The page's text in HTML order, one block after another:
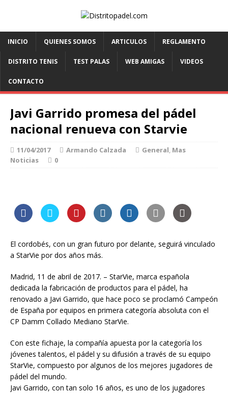
INICIO QUIENES SOMOS ARTICULOS REGLAMENTO
DISTRITO TENIS TEST PALAS WEB AMIGAS VIDEOS
CONTACTO
Javi Garrido promesa del pádel
nacional renueva con Starvie
11/04/2017 Armando Calzada General, Mas
Noticias
0
El cordobés, con un gran futuro por delante, seguirá vinculado
a StarVie por dos años más.
Madrid, 11 de abril de 2017. – StarVie, marca española
dedicada la fabricación de productos para el pádel, ha
renovado a Javi Garrido, que hace poco se proclamó Campeón
de España por equipos en primera categoría absoluta con el
CP Damm Collado Mediano StarVie.
Con este fichaje, la compañía apuesta por la categoría los
jóvenes talentos, el pádel y su difusión a través de su equipo
StarVie, compuesto por algunos de los mejores jugadores de
pádel del mundo.
Javi Garrido, con tan solo 16 años, es uno de los jugadores